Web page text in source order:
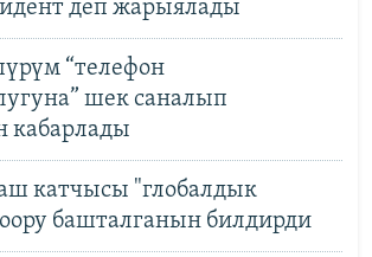
деп жарыялады
“телефон
шек саналып
кабарлады
катчысы "глобалдык
башталганын билдирди